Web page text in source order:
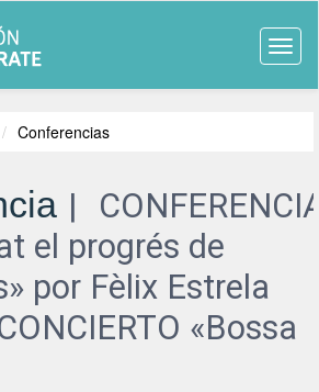
Conferencias
el progrés de
por Fèlix Estrela
«Bossa